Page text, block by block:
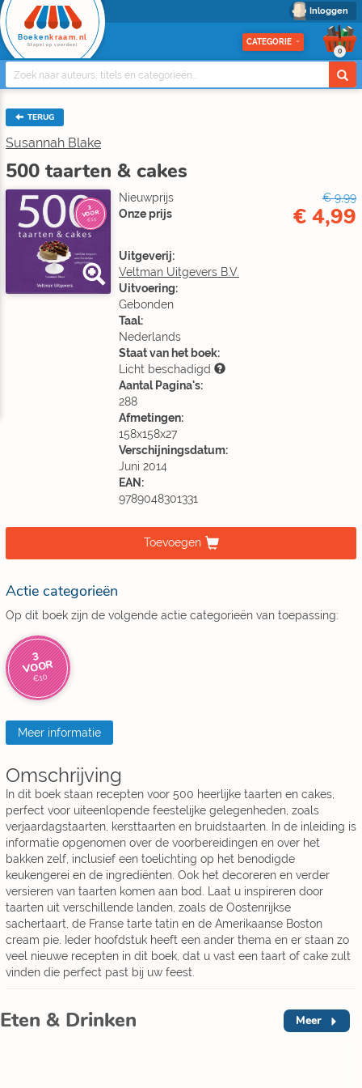
Inloggen
Boeken kraam.nl
Stapel op voordeel CATEGORIE
0
TERUG
Susannah Blake
500 taarten & cakes
3
VOOR
€10
Nieuwprijs
€ 9,99
Onze prijs
€ 4,99
Uitgeverij:
Veltman Uitgevers B.V.
Uitvoering:
Gebonden
Taal:
Nederlands
Staat van het boek:
Licht beschadigd
Aantal Pagina's:
288
Afmetingen:
158x158x27
Verschijningsdatum:
Juni 2014
EAN:
9789048301331
Toevoegen
Actie categorieën
Op dit boek zijn de volgende actie categorieën van toepassing:
3
VOOR
€10
Meer informatie
Omschrijving
In dit boek staan recepten voor 500 heerlijke taarten en cakes,
perfect voor uiteenlopende feestelijke gelegenheden, zoals
verjaardagstaarten, kersttaarten en bruidstaarten. In de inleiding is
informatie opgenomen over de voorbereidingen en over het
bakken zelf, inclusief een toelichting op het benodigde
keukengerei en de ingrediënten. Ook het decoreren en verder
versieren van taarten komen aan bod. Laat u inspireren door
taarten uit verschillende landen, zoals de Oostenrijkse
sachertaart, de Franse tarte tatin en de Amerikaanse Boston
cream pie. Ieder hoofdstuk heeft een ander thema en er staan zo
veel nieuwe recepten in dit boek, dat u vast een taart of cake zult
vinden die perfect past bij uw feest.
Eten & Drinken Meer